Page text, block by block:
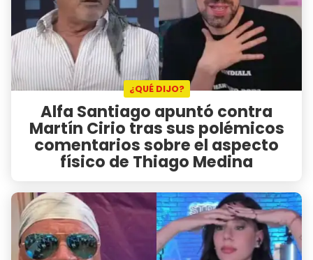
¿QUÉ DIJO?
Alfa Santiago apuntó contra
Martín Cirio tras sus polémicos
comentarios sobre el aspecto
físico de Thiago Medina